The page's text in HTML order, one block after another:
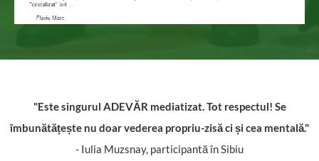
"Este singurul ADEVĂR mediatizat. Tot respectul! Se
îmbunătățește nu doar vederea propriu-zisă ci și cea mentală."
- Iulia Muzsnay, participantă în Sibiu